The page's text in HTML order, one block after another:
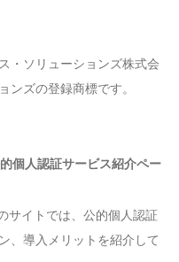
・ソリューションズ株式会
ンズの登録商標です。
個人認証サービス紹介ペー
サイトでは、公的個人認証
、導入メリットを紹介して